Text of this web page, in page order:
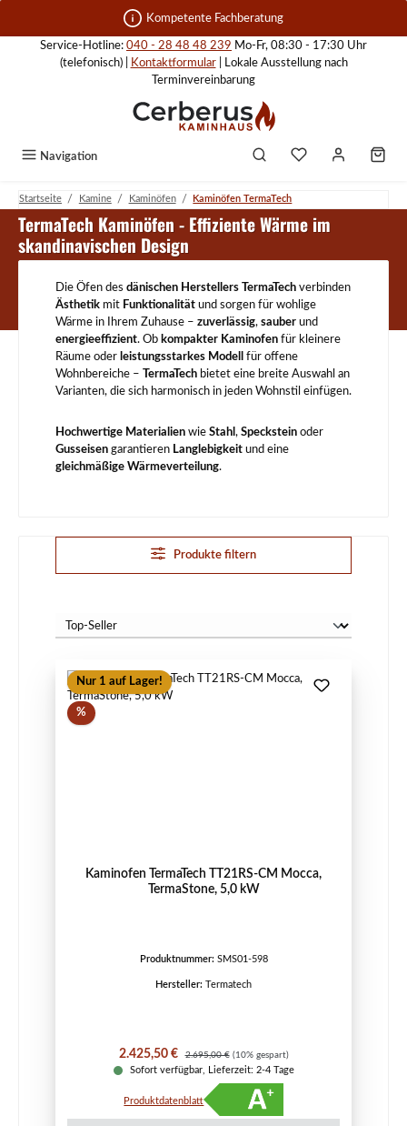
Zum Hauptinhalt springen Kompetente Fachberatung
Service-Hotline: 040 - 28 48 48 239 Mo-Fr, 08:30 - 17:30 Uhr
(telefonisch) |
Kontaktformular| Lokale Ausstellung nach
Terminvereinbarung
Navigation
Startseite / Kamine / Kaminöfen / Kaminöfen TermaTech
Kaminöfen TermaTech
TermaTech Kaminöfen - Effiziente Wärme im
skandinavischen Design
Die Öfen des dänischen Herstellers TermaTech verbinden
Ästhetik mit Funktionalität und sorgen für wohlige
Wärme in Ihrem Zuhause – zuverlässig, sauber und
energieeffizient. Ob kompakter Kaminofen für kleinere
Räume oder leistungsstarkes Modell für offene
Wohnbereiche – TermaTech bietet eine breite Auswahl an
Varianten, die sich harmonisch in jeden Wohnstil einfügen.
Hochwertige Materialien wie Stahl , Speckstein oder
Gusseisen garantieren Langlebigkeit und eine
gleichmäßige Wärmeverteilung.
Produkte filtern
Nur 1 auf Lager!
%Rabatt
Kaminofen TermaTech TT21RS-CM Mocca,
TermaStone, 5,0 kW
Produktnummer: SMS01-598
Hersteller: Termatech
Verkaufspreis:
2.425,50 € Regulärer Preis:
2.695,00 € (10% gespart)
Sofort verfügbar, Lieferzeit: 2-4 Tage
Produktdatenblatt